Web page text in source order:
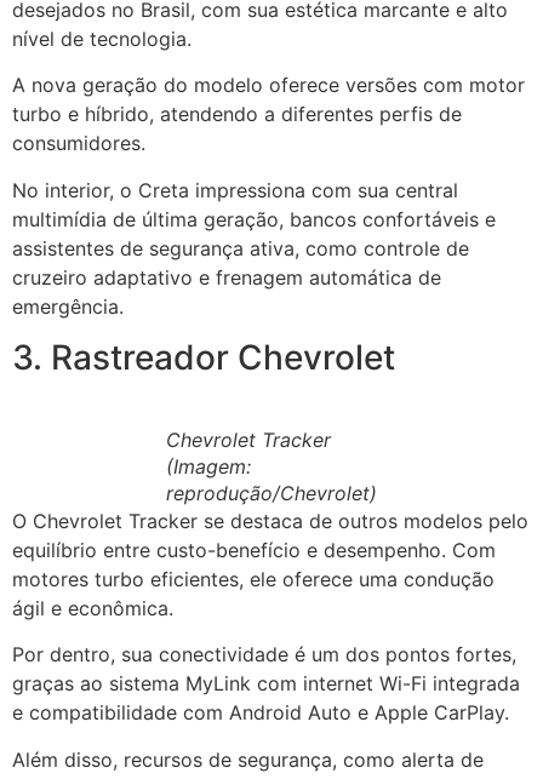
desejados no Brasil, com sua estética marcante e alto
nível de tecnologia.
A nova geração do modelo oferece versões com motor
turbo e híbrido, atendendo a diferentes perfis de
consumidores.
No interior, o Creta impressiona com sua central
multimídia de última geração, bancos confortáveis e
assistentes de segurança ativa, como controle de
cruzeiro adaptativo e frenagem automática de
emergência.
3. Rastreador Chevrolet
Chevrolet Tracker
(Imagem:
reprodução/Chevrolet)
O Chevrolet Tracker se destaca de outros modelos pelo
equilíbrio entre custo-benefício e desempenho. Com
motores turbo eficientes, ele oferece uma condução
ágil e econômica.
Por dentro, sua conectividade é um dos pontos fortes,
graças ao sistema MyLink com internet Wi-Fi integrada
e compatibilidade com Android Auto e Apple CarPlay.
Além disso, recursos de segurança, como alerta de